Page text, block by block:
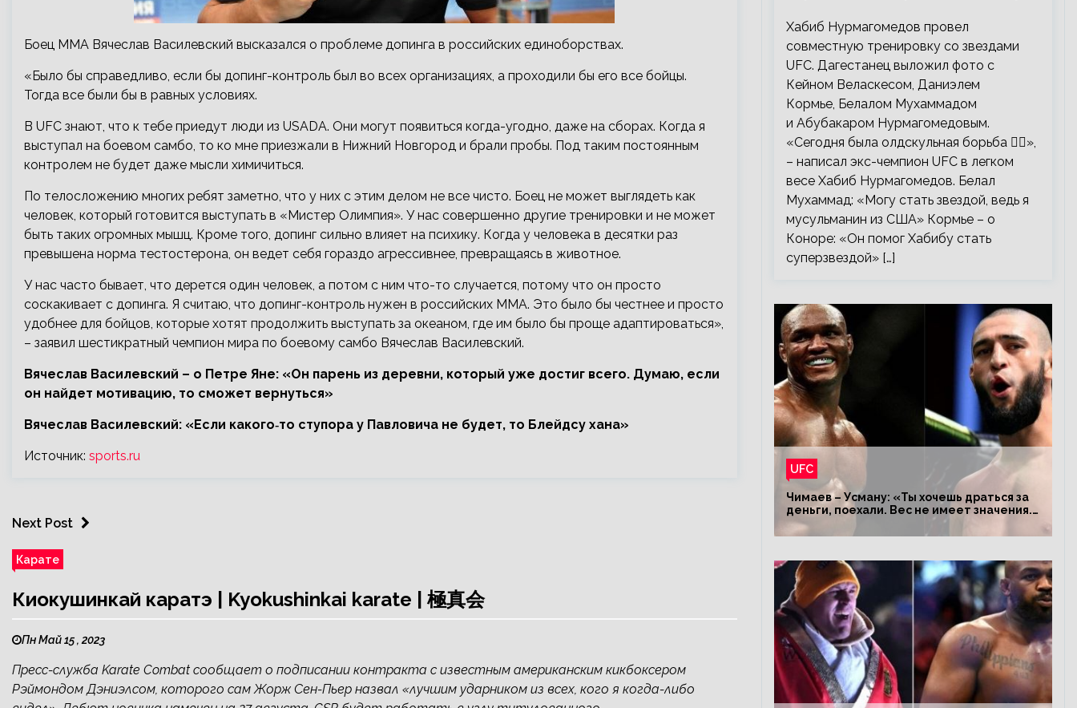
Боец ММА Вячеслав Василевский высказался о проблеме допинга в российских единоборствах.
«Было бы справедливо, если бы допинг-контроль был во всех организациях, а проходили бы его все бойцы.
Тогда все были бы в равных условиях.
В UFC знают, что к тебе приедут люди из USADA. Они могут появиться когда-угодно, даже на сборах. Когда я
выступал на боевом самбо, то ко мне приезжали в Нижний Новгород и брали пробы. Под таким постоянным
контролем не будет даже мысли химичиться.
По телосложению многих ребят заметно, что у них с этим делом не все чисто. Боец не может выглядеть как
человек, который готовится выступать в «Мистер Олимпия». У нас совершенно другие тренировки и не может
быть таких огромных мышц. Кроме того, допинг сильно влияет на психику. Когда у человека в десятки раз
превышена норма тестостерона, он ведет себя гораздо агрессивнее, превращаясь в животное.
У нас часто бывает, что дерется один человек, а потом с ним что-то случается, потому что он просто
соскакивает с допинга. Я считаю, что допинг-контроль нужен в российских ММА. Это было бы честнее и просто
удобнее для бойцов, которые хотят продолжить выступать за океаном, где им было бы проще адаптироваться»,
– заявил шестикратный чемпион мира по боевому самбо Вячеслав Василевский.
Вячеслав Василевский – о Петре Яне: «Он парень из деревни, который уже достиг всего. Думаю, если
он найдет мотивацию, то сможет вернуться»
Вячеслав Василевский: «Если какого‑то ступора у Павловича не будет, то Блейдсу хана»
Источник: sports.ru
Next Post
Карате
Киокушинкай каратэ | Kyokushinkai karate | 極真会
Пн Май 15 , 2023
Пресс-служба Karate Combat сообщает о подписании контракта с известным американским кикбоксером
Рэймондом Дэниэлсом, которого сам Жорж Сен-Пьер назвал «лучшим ударником из всех, кого я когда-либо
Хабиб Нурмагомедов провел
совместную тренировку со звездами
UFC. Дагестанец выложил фото с
Кейном Веласкесом, Даниэлем
Кормье, Белалом Мухаммадом
и Абубакаром Нурмагомедовым.
«Сегодня была олдскульная борьба 🤼‍♂️»,
– написал экс-чемпион UFC в легком
весе Хабиб Нурмагомедов. Белал
Мухаммад: «Могу стать звездой, ведь я
мусульманин из США» Кормье – о
Коноре: «Он помог Хабибу стать
суперзвездой» […]
UFC
Чимаев – Усману: «Ты хочешь драться за
деньги, поехали. Вес не имеет значения.
Я – король»